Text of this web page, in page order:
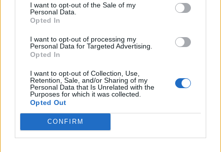
I want to opt-out of the Sale of my
Personal Data.
Opted In
I want to opt-out of processing my
Personal Data for Targeted Advertising.
Opted In
I want to opt-out of Collection, Use,
Retention, Sale, and/or Sharing of my
Personal Data that Is Unrelated with the
Purposes for which it was collected.
Opted Out
CONFIRM
A keresett cikk a portfolio.hu hírarchívumához
tartozik, melynek olvasása előfizetéses
Az előfizetés a következőket tartalmazza:
Portfolio.hu teljes cikkarchívum
Kötéslisták: BÉT elmúlt 2 év napon belüli
kötéslistái